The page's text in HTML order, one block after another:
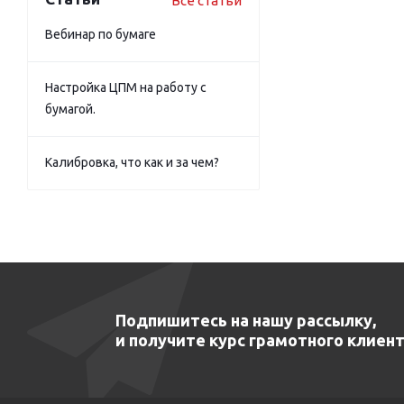
Вебинар по бумаге
Настройка ЦПМ на работу с
бумагой.
Калибровка, что как и за чем?
Подпишитесь на нашу рассылку,
и получите курс грамотного